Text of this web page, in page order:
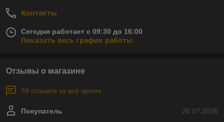
Контакты
Сегодня работает с 09:30 до 16:00
Показать весь график работы
Отзывы о магазине
59 отзывов за всё время
26.07.2026
Покупатель